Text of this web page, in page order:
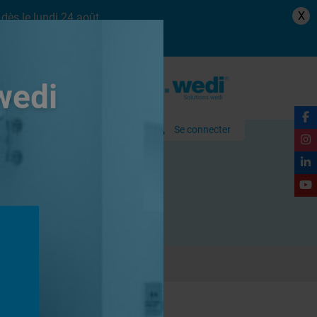
le lundi 24 août. X
Se connecter